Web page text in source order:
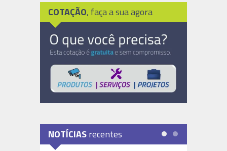
COTAÇÃO, faça a sua agora
NOTÍCIASrecentes